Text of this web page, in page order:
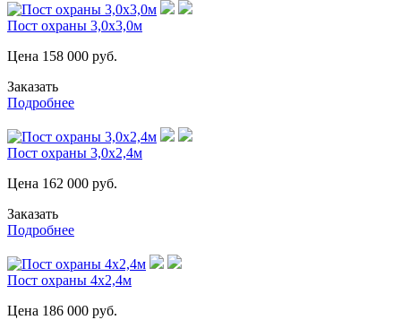
Пост охраны 3,0х3,0м
Цена 158 000 руб.
Заказать
Подробнее
Пост охраны 3,0х2,4м
Цена 162 000 руб.
Заказать
Подробнее
Пост охраны 4х2,4м
Цена 186 000 руб.